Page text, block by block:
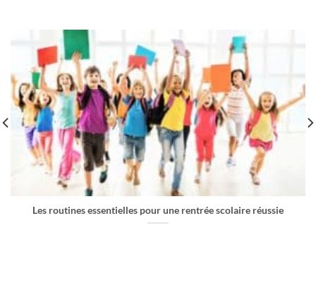
Les routines essentielles pour une rentrée scolaire réussie